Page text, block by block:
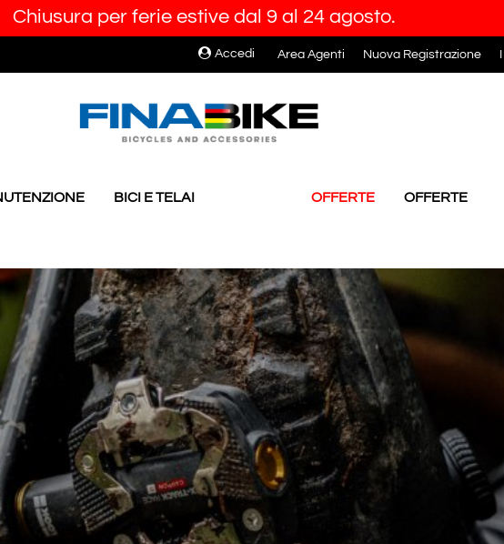
Chiusura per ferie estive dal 9 al 24 agosto.
Accedi Area Agenti Nuova Registrazione
BICI E TELAI OFFERTE OFFERTE